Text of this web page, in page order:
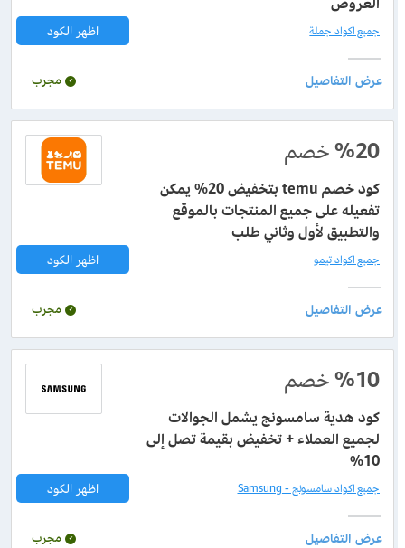
اظهر الكود جميع اكواد جملة
مجرب
%20خصم
كود خصم temu بتخفيض 20% يمكن
تفعيله على جميع المنتجات بالموقع
والتطبيق لأول وثاني طلب
اظهر الكود جميع اكواد تيمو
مجرب
%10خصم
كود هدية سامسونج يشمل الجوالات
لجميع العملاء + تخفيض بقيمة تصل إلى
10%
اظهر الكود جميع اكواد سامسونج - Samsung
مجرب